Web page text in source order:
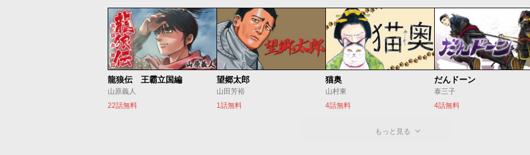
龍狼伝 王霸立国編
山原義人
22話無料
望郷太郎
山田芳裕
1話無料
猫奥
山村東
4話無料
だんドーン
泰三子
4話無料
もっと見る